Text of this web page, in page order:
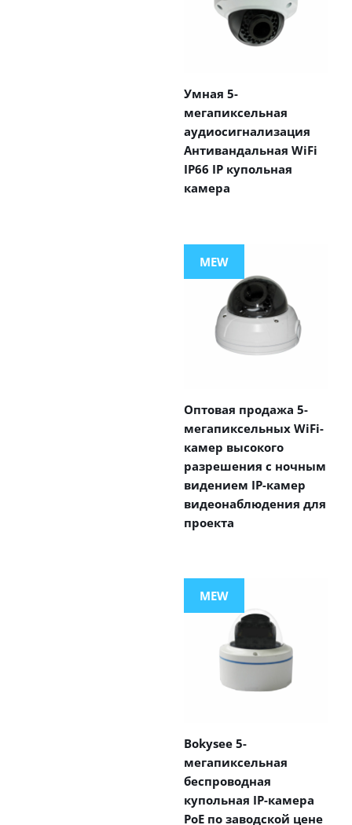
Умная 5-
мегапиксельная
аудиосигнализация
Антивандальная WiFi
IP66 IP купольная
камера
MEW
Оптовая продажа 5-
мегапиксельных WiFi-
камер высокого
разрешения с ночным
видением IP-камер
видеонаблюдения для
проекта
MEW
Bokysee 5-
мегапиксельная
беспроводная
купольная IP-камера
PoE по заводской цене